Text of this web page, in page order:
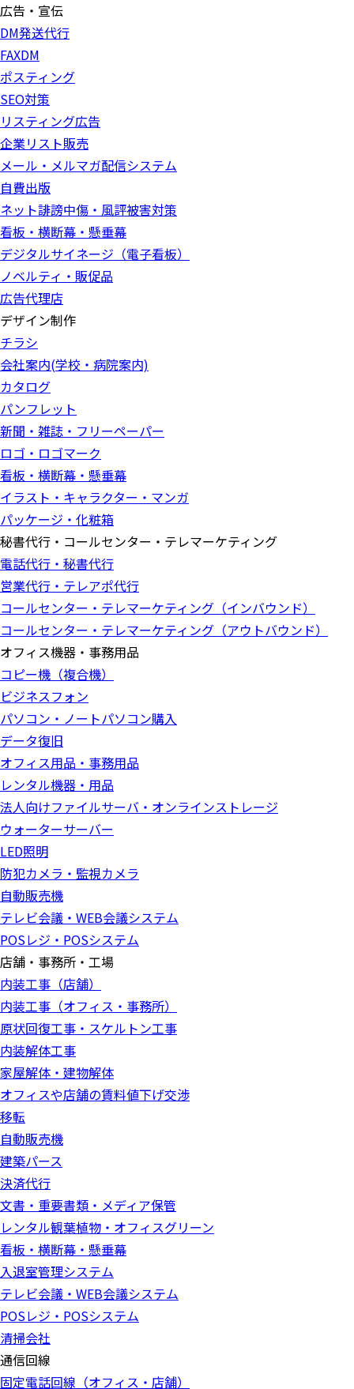
広告・宣伝
DM発送代行
FAXDM
ポスティング
SEO対策
リスティング広告
企業リスト販売
メール・メルマガ配信システム
自費出版
ネット誹謗中傷・風評被害対策
看板・横断幕・懸垂幕
デジタルサイネージ（電子看板）
ノベルティ・販促品
広告代理店
デザイン制作
チラシ
会社案内(学校・病院案内)
カタログ
パンフレット
新聞・雑誌・フリーペーパー
ロゴ・ロゴマーク
看板・横断幕・懸垂幕
イラスト・キャラクター・マンガ
パッケージ・化粧箱
秘書代行・コールセンター・テレマーケティング
電話代行・秘書代行
営業代行・テレアポ代行
コールセンター・テレマーケティング（インバウンド）
コールセンター・テレマーケティング（アウトバウンド）
オフィス機器・事務用品
コピー機（複合機）
ビジネスフォン
パソコン・ノートパソコン購入
データ復旧
オフィス用品・事務用品
レンタル機器・用品
法人向けファイルサーバ・オンラインストレージ
ウォーターサーバー
LED照明
防犯カメラ・監視カメラ
自動販売機
テレビ会議・WEB会議システム
POSレジ・POSシステム
店舗・事務所・工場
内装工事（店舗）
内装工事（オフィス・事務所）
原状回復工事・スケルトン工事
内装解体工事
家屋解体・建物解体
オフィスや店舗の賃料値下げ交渉
移転
自動販売機
建築パース
決済代行
文書・重要書類・メディア保管
レンタル観葉植物・オフィスグリーン
看板・横断幕・懸垂幕
入退室管理システム
テレビ会議・WEB会議システム
POSレジ・POSシステム
清掃会社
通信回線
固定電話回線（オフィス・店舗）